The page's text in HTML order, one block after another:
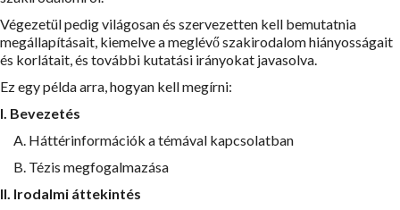
Végezetül pedig világosan és szervezetten kell bemutatnia
megállapításait, kiemelve a meglévő szakirodalom hiányosságait
és korlátait, és további kutatási irányokat javasolva.
Ez egy példa arra, hogyan kell megírni:
I. Bevezetés
A. Háttérinformációk a témával kapcsolatban
B. Tézis megfogalmazása
II. Irodalmi áttekintés